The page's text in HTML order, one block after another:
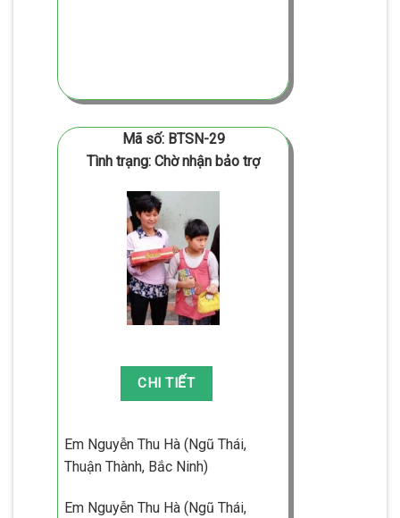
Mã số: BTSN-29
Tình trạng: Chờ nhận bảo trợ
Em Nguyễn Thu Hà (Ngũ Thái,
Thuận Thành, Bắc Ninh)
Em Nguyễn Thu Hà (Ngũ Thái,